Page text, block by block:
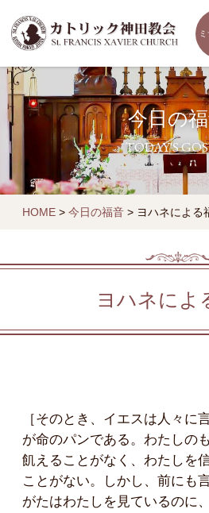
今日の
TODAY'S
HOME > 今日の福音 > ヨハネによる
ヨハネによ
［そのとき、イエスは人々に
が命のパンである。わたしの
飢えることがなく、わたしを
ことがない。しかし、前にも
がたはわたしを見ているのに